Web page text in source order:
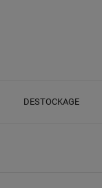
DESTOCKAGE